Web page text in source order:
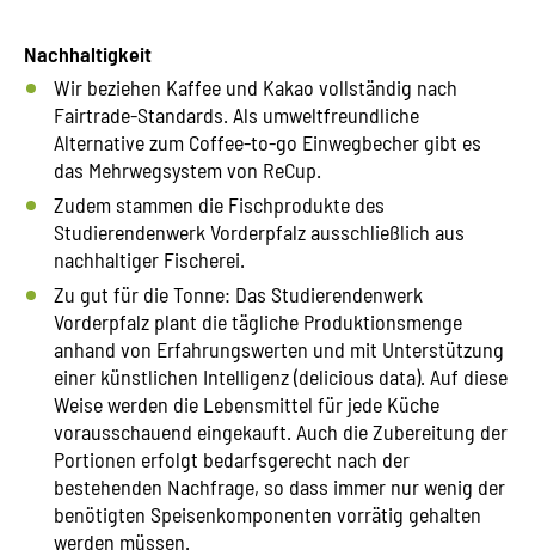
Nachhaltigkeit
Wir beziehen Kaffee und Kakao vollständig nach
Fairtrade-Standards. Als umweltfreundliche
Alternative zum Coffee-to-go Einwegbecher gibt es
das Mehrwegsystem von ReCup.
Zudem stammen die Fischprodukte des
Studierendenwerk Vorderpfalz ausschließlich aus
nachhaltiger Fischerei.
Zu gut für die Tonne: Das Studierendenwerk
Vorderpfalz plant die tägliche Produktionsmenge
anhand von Erfahrungswerten und mit Unterstützung
einer künstlichen Intelligenz (delicious data). Auf diese
Weise werden die Lebensmittel für jede Küche
vorausschauend eingekauft. Auch die Zubereitung der
Portionen erfolgt bedarfsgerecht nach der
bestehenden Nachfrage, so dass immer nur wenig der
benötigten Speisenkomponenten vorrätig gehalten
werden müssen.